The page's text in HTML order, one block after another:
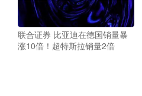
联合证券 比亚迪在德国销量暴
涨10倍！超特斯拉销量2倍